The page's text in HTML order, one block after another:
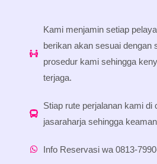
Kami menjamin setiap
berikan akan sesuai dengan
prosedur kami sehingga
terjaga.
Stiap rute perjalanan kami di
jasaraharja sehingga
Info Reservasi wa 0813-